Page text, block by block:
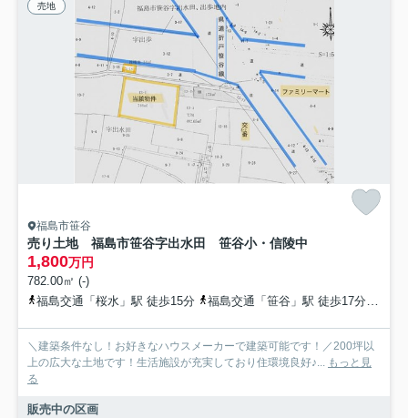
売地
福島市笹谷
売り土地 福島市笹谷字出水田 笹谷小・信陵中
1,800万円
782.00㎡ (-)
福島交通「桜水」駅 徒歩15分
福島交通「笹谷」駅 徒歩17分
＼建築条件なし！お好きなハウスメーカーで建築可能です！／200坪以
上の広大な土地です！生活施設が充実しており住環境良好♪... もっと見
る
販売中の区画